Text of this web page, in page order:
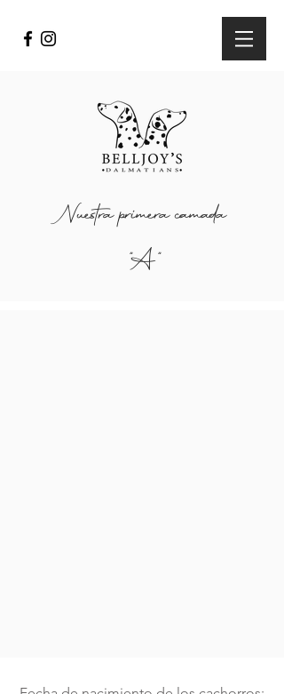
Nuestra primera camada
"A"